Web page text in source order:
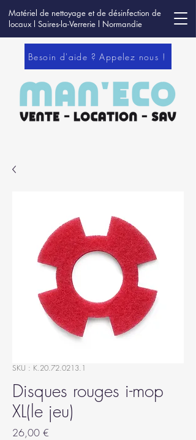
Matériel de nettoyage et de désinfection de
locaux l Saires-la-Verrerie l Normandie
Besoin d'aide ? Appelez nous !
SKU : K.20.72.0213.1
Disques rouges i-mop
XL(le jeu)
26,00 €